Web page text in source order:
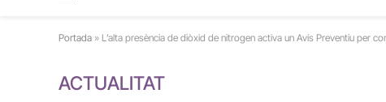
Portada » L’alta presència de diòxid de nitrogen activa un Avís Preventiu per
ACTUALITAT